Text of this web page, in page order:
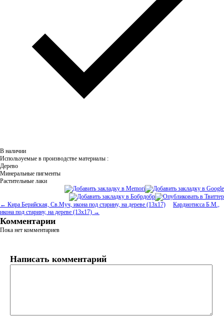
В наличии
Используемые в производстве материалы :
Дерево
Минеральные пигменты
Растительные лаки
← Кира Берийская, Св.Муч, икона под старину, на дереве (13х17)
Кардиотисса Б.М.,
икона под старину, на дереве (13х17) →
Комментарии
Пока нет комментариев
Написать комментарий